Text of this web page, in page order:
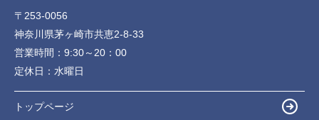
〒253-0056
神奈川県茅ヶ崎市共恵2-8-33
営業時間： 9:30～20：00
定休日： 水曜日
トップページ